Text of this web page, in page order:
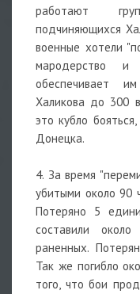
работают
подчиняющихся
военные хотели
мародерство
обеспечивает
Халикова до 300
это кубло
Донецка.
4. За время
убитыми около 90
Потеряно 5
составили
раненных.
Так же погибло
того, что бои